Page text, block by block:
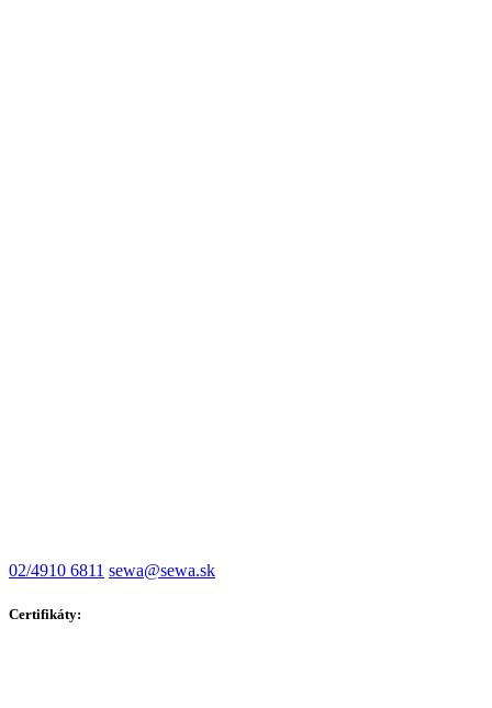
02/4910 6811 sewa@sewa.sk
Certifikáty: